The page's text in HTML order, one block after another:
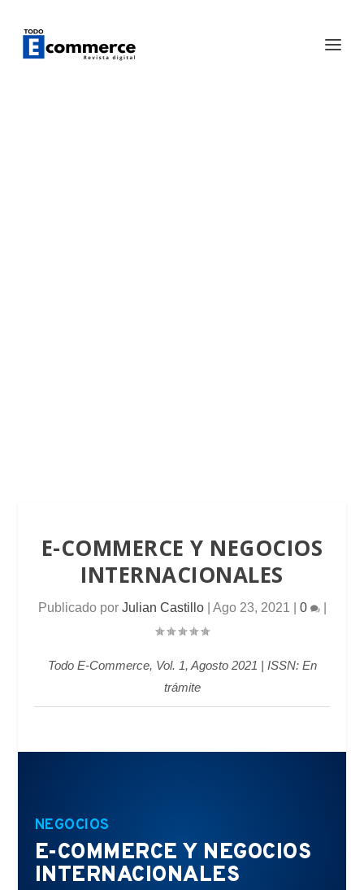
E-COMMERCE Y NEGOCIOS
INTERNACIONALES
Publicado por Julian Castillo| Ago 23, 2021 0 |
Todo E-Commerce, Vol. 1, Agosto 2021 | ISSN: En
trámite
NEGOCIOS
E-COMMERCE Y NEGOCIOS
INTERNACIONALES